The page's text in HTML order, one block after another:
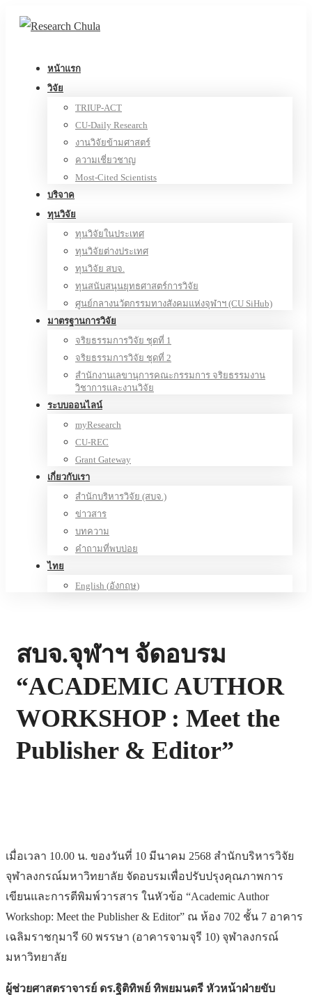
หน้าแรก
วิจัย
TRIUP-ACT
CU-Daily Research
งานวิจัยข้ามศาสตร์
ความเชี่ยวชาญ
Most-Cited Scientists
บริจาค
ทุนวิจัย
ทุนวิจัยในประเทศ
ทุนวิจัยต่างประเทศ
ทุนวิจัย สบจ.
ทุนสนับสนุนยุทธศาสตร์การวิจัย
ศูนย์กลางนวัตกรรมทางสังคมแห่งจุฬาฯ (CU SiHub)
มาตรฐานการวิจัย
จริยธรรมการวิจัย ชุดที่ 1
จริยธรรมการวิจัย ชุดที่ 2
สำนักงานเลขานุการคณะกรรมการ จริยธรรมงาน
วิชาการและงานวิจัย
ระบบออนไลน์
myResearch
CU-REC
Grant Gateway
เกี่ยวกับเรา
สำนักบริหารวิจัย (สบจ.)
ข่าวสาร
บทความ
คำถามที่พบบ่อย
ไทย
English (อังกฤษ)
สบจ.จุฬาฯ จัดอบรม
“ACADEMIC AUTHOR
WORKSHOP : Meet the
Publisher & Editor”
เมื่อเวลา 10.00 น. ของวันที่ 10 มีนาคม 2568 สำนักบริหารวิจัย
จุฬาลงกรณ์มหาวิทยาลัย จัดอบรมเพื่อปรับปรุงคุณภาพการ
เขียนและการตีพิมพ์วารสาร ในหัวข้อ “Academic Author
Workshop: Meet the Publisher & Editor” ณ ห้อง 702 ชั้น 7 อาคาร
เฉลิมราชกุมารี 60 พรรษา (อาคารจามจุรี 10) จุฬาลงกรณ์
มหาวิทยาลัย
ผู้ช่วยศาสตราจารย์ ดร.ฐิติทิพย์ ทิพยมนตรี หัวหน้าฝ่ายขับ